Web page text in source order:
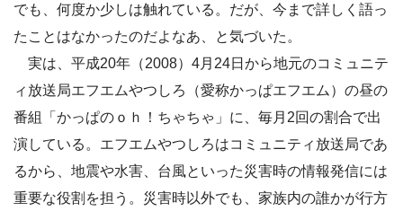
でも、何度か少しは触れている。だが、今まで詳しく語っ
たことはなかったのだよなあ、と気づいた。
実は、平成20年（2008）4月24日から地元のコミュニテ
ィ放送局エフエムやつしろ（愛称かっぱエフエム）の昼の
番組「かっぱのｏｈ！ちゃちゃ」に、毎月2回の割合で出
演している。エフエムやつしろはコミュニティ放送局であ
るから、地震や水害、台風といった災害時の情報発信には
重要な役割を担う。災害時以外でも、家族内の誰かが行方